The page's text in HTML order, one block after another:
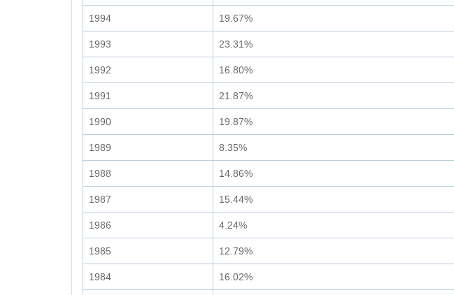
1994 19.67%
1993 23.31%
1992 16.80%
1991 21.87%
1990 19.87%
1989 8.35%
1988 14.86%
1987 15.44%
1986 4.24%
1985 12.79%
1984 16.02%